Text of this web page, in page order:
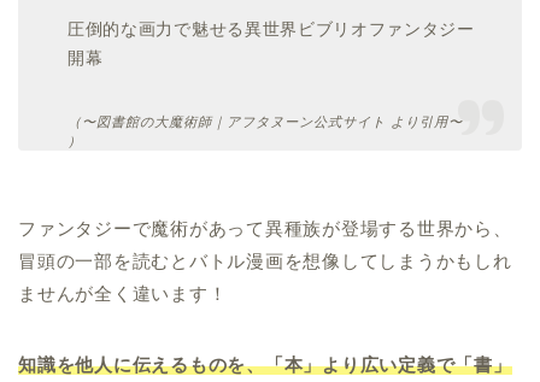
圧倒的な画力で魅せる異世界ビブリオファンタジー
開幕
（〜図書館の大魔術師｜アフタヌーン公式サイト より引用〜
）
ファンタジーで魔術があって異種族が登場する世界から、
冒頭の一部を読むとバトル漫画を想像してしまうかもしれ
ませんが全く違います！
知識を他人に伝えるものを、「本」より広い定義で「書」